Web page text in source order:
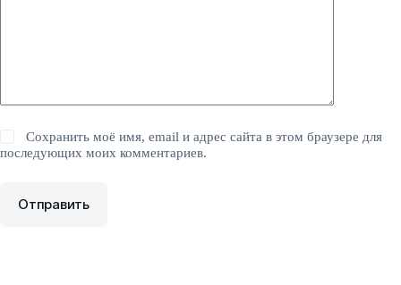
Сохранить моё имя, email и адрес сайта в этом браузере для
последующих моих комментариев.
Отправить